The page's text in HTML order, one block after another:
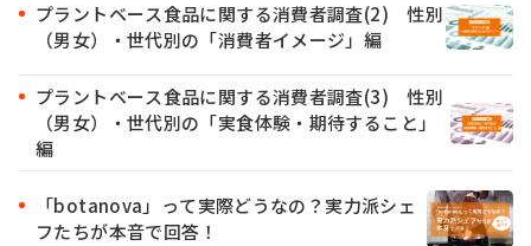
プラントベース食品に関する消費者調査(2) 性別
（男女）・世代別の「消費者イメージ」編
プラントベース食品に関する消費者調査(3) 性別
（男女）・世代別の「実食体験・期待すること」
編
「botanova」って実際どうなの？実力派シェ
フたちが本音で回答！